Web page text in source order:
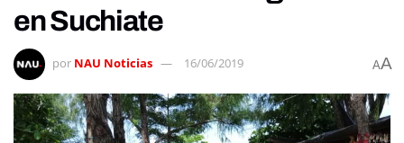
en Suchiate
por NAU Noticias 16/06/2019 AA